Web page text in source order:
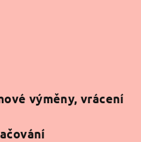
výměny, vrácení